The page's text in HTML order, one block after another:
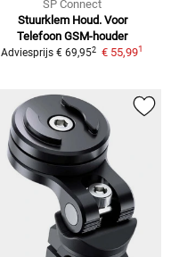
SP Connect
Stuurklem Houd. Voor
Telefoon GSM-houder
Adviesprijs € 69,952 € 55,991